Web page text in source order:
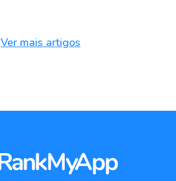
Ver mais artigos